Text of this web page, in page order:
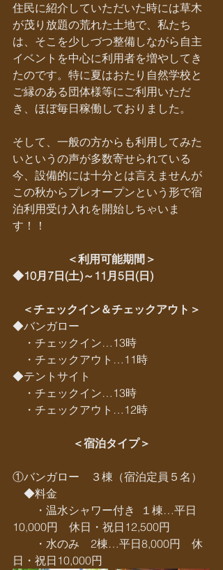
住民に紹介していただいた時には草木
が茂り放題の荒れた土地で、私たち
は、そこを少しづつ整備しながら自主
イベントを中心に利用者を増やしてき
たのです。特に夏はおたり自然学校と
ご縁のある団体様等にご利用いただ
き、ほぼ毎日稼働しておりました。
そして、一般の方からも利用してみた
いというの声が多数寄せられている
今、設備的には十分とは言えませんが
この秋からプレオープンという形で宿
泊利用受け入れを開始しちゃいま
す！！
＜利用可能期間＞
◆10月7日(土)～11月5日(日)
＜チェックイン＆チェックアウト＞
◆バンガロー
・チェックイン…13時
・チェックアウト…11時
◆テントサイト
・チェックイン…13時
・チェックアウト…12時
＜宿泊タイプ＞
①バンガロー　３棟（宿泊定員５名）
◆料金
・温水シャワー付き  １棟…平日
10,000円　休日・祝日12,500円
・水のみ　2棟…平日8,000円　休
日・祝日10,000円